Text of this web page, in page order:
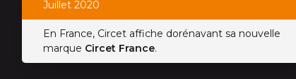
Juillet 2020
En France, Circet affiche dorénavant sa nouvelle
marque Circet France.